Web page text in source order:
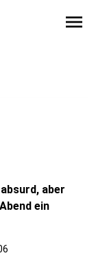
menu
aber
ein